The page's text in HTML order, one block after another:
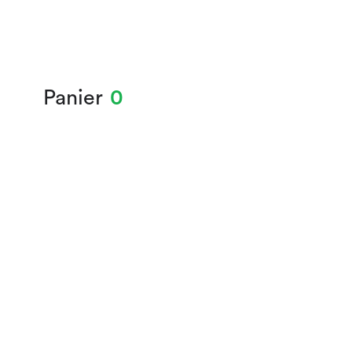
Panier 0